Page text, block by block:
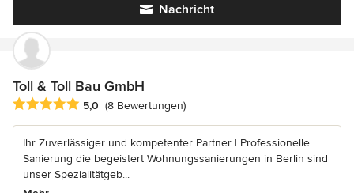
Nachricht
Toll & Toll Bau GmbH
Durchschnittliche Bewertung: 5 von 5 Sternen
5,0 (8 Bewertungen)
Ihr Zuverlässiger und kompetenter Partner | Professionelle
Sanierung die begeistert Wohnungssanierungen in Berlin sind
unser Spezialitätgeb...